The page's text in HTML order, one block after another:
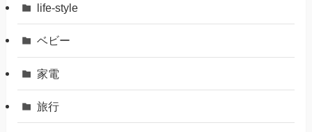
life-style
ベビー
家電
旅行